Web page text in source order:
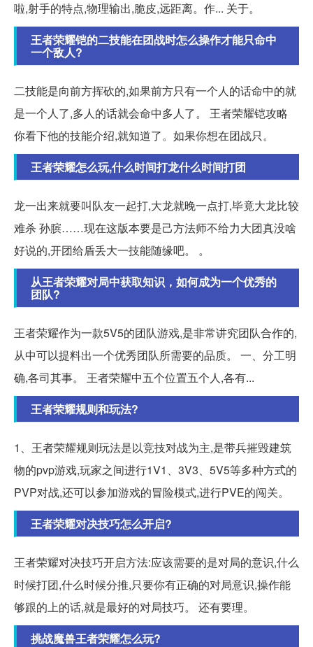
啦,射手的特点,物理输出,脆皮,远距离。作... 关于。
王者荣耀铠的二技能在团战时怎么操作才能只命中
一个敌人?
二技能是向前方挥砍的,如果前方只有一个人的话命中的就
是一个人了,多人的话就会命中多人了。 王者荣耀铠攻略
你看下他的技能介绍,就知道了。如果你想在团战只。
王者荣耀怎么玩,什么时间打龙什么时间打团
龙一出来就要叫队友一起打,大龙就晚一点打,毕竟大龙比较
难杀 孙膑……现在这版本要是己方法师不给力大团真没啥
好说的,开团给盾丢大一技能随缘吧。 。
从王者荣耀对局中获取知识，如何成为一个优秀的
团队?
王者荣耀作为一款5V5的团队游戏,是非常讲究团队合作的,
从中可以提料出一个优秀团队所需要的品质。 一、分工明
确,各司其事。 王者荣耀中五个位置五个人,各有...
王者荣耀规则和玩法?
1、王者荣耀规则玩法是以竞技对战为主,是带兵摧毁建筑
物的pvp游戏,玩家之间进行1V1、3V3、5V5等多种方式的
PVP对战,还可以参加游戏的冒险模式,进行PVE的闯关。
王者荣耀对决技巧怎么开启?
王者荣耀对决技巧开启方法:应该需要的是对局的意识,什么
时候打团,什么时候分推,只要你有正确的对局意识,操作能
够跟的上的话,就是最好的对局技巧。 还有要理。
挑战魔兽王者荣耀怎么玩?